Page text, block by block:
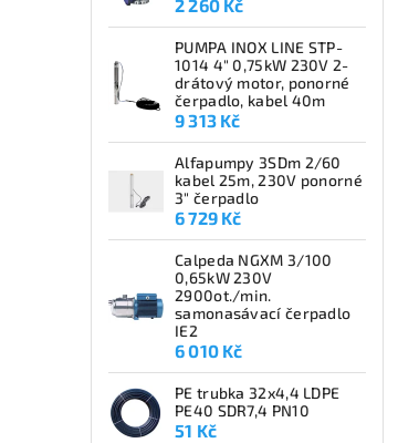
2 260 Kč
PUMPA INOX LINE STP-
1014 4" 0,75kW 230V 2-
drátový motor, ponorné
čerpadlo, kabel 40m
9 313 Kč
Alfapumpy 3SDm 2/60
kabel 25m, 230V ponorné
3" čerpadlo
6 729 Kč
Calpeda NGXM 3/100
0,65kW 230V
2900ot./min.
samonasávací čerpadlo
IE2
6 010 Kč
PE trubka 32x4,4 LDPE
PE40 SDR7,4 PN10
51 Kč